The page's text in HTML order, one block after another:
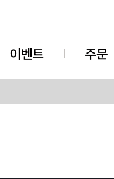
이벤트 주문